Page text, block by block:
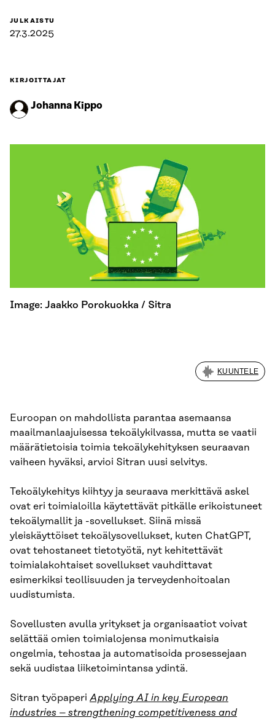
JULKAISTU
27.3.2025
KIRJOITTAJAT
Johanna Kippo
Image: Jaakko Porokuokka / Sitra
KUUNTELE
Euroopan on mahdollista parantaa asemaansa
maailmanlaajuisessa tekoälykilvassa, mutta se vaatii
määrätietoisia toimia tekoälykehityksen seuraavan
vaiheen hyväksi, arvioi Sitran uusi selvitys.
Tekoälykehitys kiihtyy ja seuraava merkittävä askel
ovat eri toimialoilla käytettävät pitkälle erikoistuneet
tekoälymallit ja -sovellukset. Siinä missä
yleiskäyttöiset tekoälysovellukset, kuten ChatGPT,
ovat tehostaneet tietotyötä, nyt kehitettävät
toimialakohtaiset sovellukset vauhdittavat
esimerkiksi teollisuuden ja terveydenhoitoalan
uudistumista.
Sovellusten avulla yritykset ja organisaatiot voivat
selättää omien toimialojensa monimutkaisia
ongelmia, tehostaa ja automatisoida prosessejaan
sekä uudistaa liiketoimintansa ydintä.
Sitran työpaperi Applying AI in key European
industries – strengthening competitiveness and